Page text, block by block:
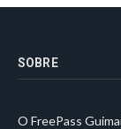
SOBRE
O FreePass